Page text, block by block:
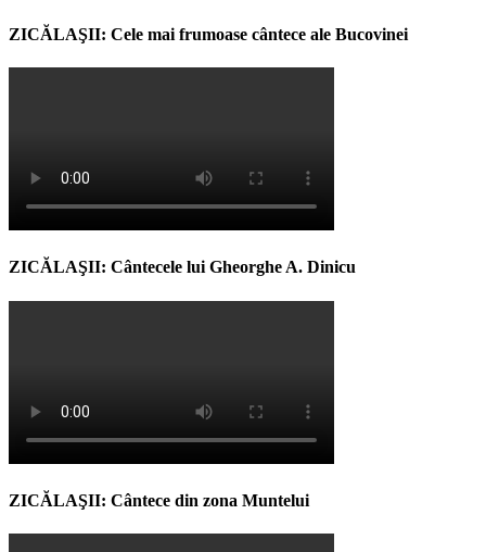
ZICĂLAŞII: Cele mai frumoase cântece ale Bucovinei
ZICĂLAŞII: Cântecele lui Gheorghe A. Dinicu
ZICĂLAŞII: Cântece din zona Muntelui